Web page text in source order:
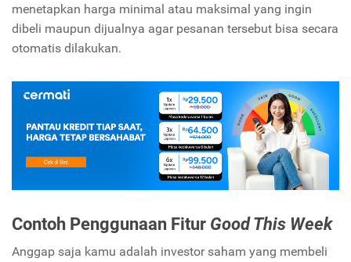
menetapkan harga minimal atau maksimal yang ingin
dibeli maupun dijualnya agar pesanan tersebut bisa secara
otomatis dilakukan.
Contoh Penggunaan Fitur Good This Week
Anggap saja kamu adalah investor saham yang membeli